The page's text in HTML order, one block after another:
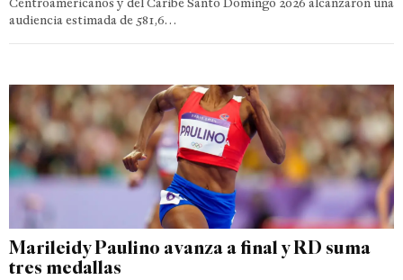
Centroamericanos y del Caribe Santo Domingo 2026 alcanzaron una
audiencia estimada de 581,6…
Marileidy Paulino avanza a final y RD suma
tres medallas